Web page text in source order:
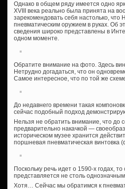
Однако в общем ряду имеется одно
XVIII века реально была принята на
зарекомендовать себя настолько, что
пневматическим оружием в руках. Об
сведения широко представлены в
одном моменте.
Обратите внимание на фото. Здесь
Нетрудно догадаться, что он
Самое интересное, что по той же
До недавнего времени такая
сейчас подобный подход
Нельзя не обратить внимание, что до
предварительно накачкой —
историческом музее хранится
поршневая пневматическая винтовка
Поскольку речь идет о 1590-х годах,
представляется не столь
Хотя… Сейчас мы обратимся к